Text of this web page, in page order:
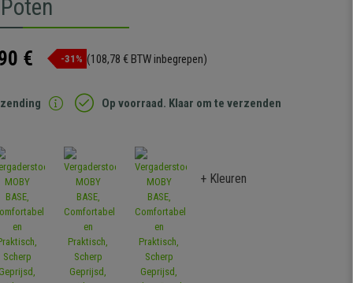
€ -31% (108,78 € BTW inbegrepen)
Op voorraad. Klaar om te verzenden
+ Kleuren